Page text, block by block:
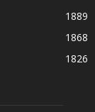
1889
1868
1826